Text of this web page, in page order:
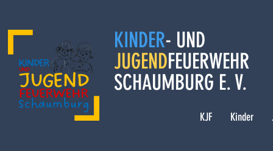
KINDER- UND
JUGENDFEUERWEHR
SCHAUMBURG E. V.
KJF Kinder